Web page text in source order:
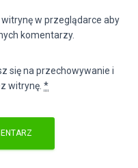
w przeglądarce aby
komentarzy.
się na przechowywanie i
witrynę. *